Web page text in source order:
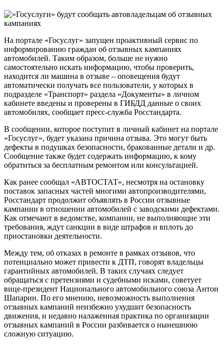
На портале «Госуслуг» запущен проактивный сервис по
информированию граждан об отзывных кампаниях
автомобилей. Таким образом, больше не нужно
самостоятельно искать информацию, чтобы проверить,
находится ли машина в отзыве – оповещения будут
автоматически получать все пользователи, у которых в
подразделе «Транспорт» раздела «Документы» в личном
кабинете введены и проверены в ГИБДД данные о своих
автомобилях, сообщает пресс-служба Росстандарта.
В сообщении, которое поступит в личный кабинет на портале
«Госуслуг», будет указана причина отзыва. Это могут быть
дефекты в подушках безопасности, бракованные детали и др.
Сообщение также будет содержать информацию, к кому
обратиться за бесплатным ремонтом или консультацией.
Как ранее сообщал «АВТОСТАТ», несмотря на остановку
поставок запасных частей многими автопроизводителями,
Росстандарт продолжит объявлять в России отзывные
кампании в отношении автомобилей с заводскими дефектами.
Как отмечают в ведомстве, компании, не выполняющие эти
требования, ждут санкции в виде штрафов и вплоть до
приостановки деятельности.
Между тем, об отказах в ремонте в рамках отзывов, что
потенциально может привести к ДТП, говорят владельцы
гарантийных автомобилей. В таких случаях следует
обращаться с претензиями и судебными исками, советует
вице-президент Национального автомобильного союза Антон
Шапарин. По его мнению, невозможность выполнения
отзывных кампаний неизбежно ухудшит безопасность
движения, и недавно налаженная практика по организации
отзывных кампаний в России разбивается о нынешнюю
сложную ситуацию.